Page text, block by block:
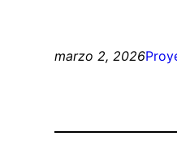
marzo 2, 2026